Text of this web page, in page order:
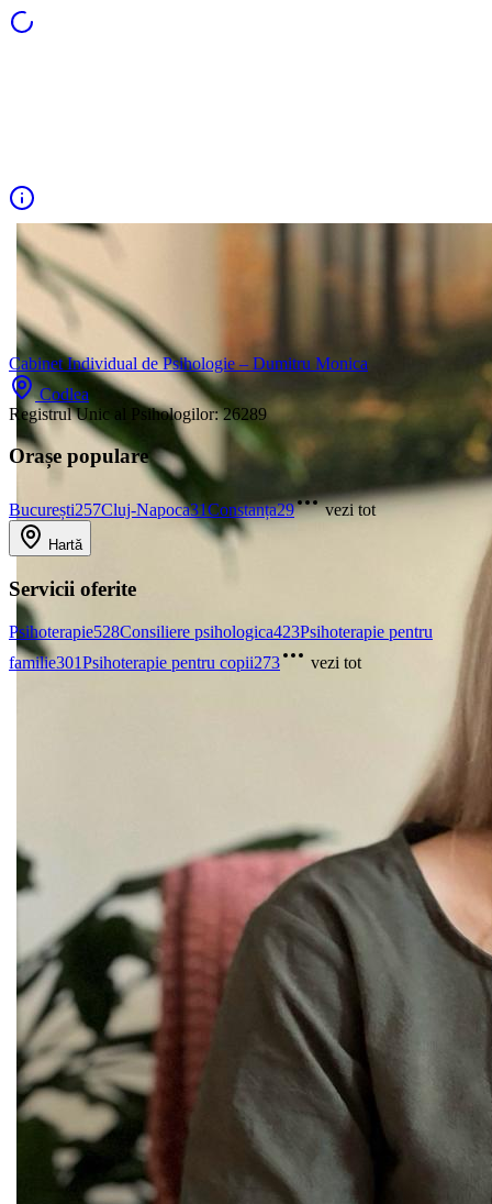
Cabinet Individual de Psihologie – Dumitru Monica
Codlea
Registrul Unic al Psihologilor:26289
Orașe populare
București257Cluj-Napoca31Constanța29 vezi tot
Hartă
Servicii oferite
Psihoterapie528Consiliere psihologica423Psihoterapie pentru
familie301Psihoterapie pentru copii273 vezi tot